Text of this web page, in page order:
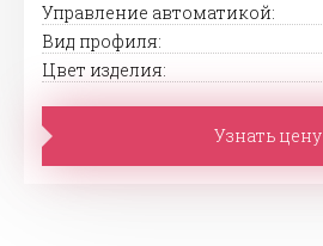
Управление автоматикой:
Вид профиля:
Цвет изделия:
Узнать цену